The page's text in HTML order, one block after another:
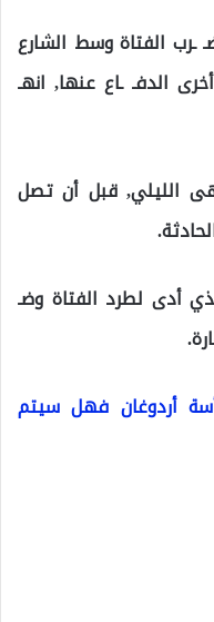
الفتاة وسط الشارع
الدفـ ـاع عنها, انهـ
الليلي, قبل أن تصل
أدى لطرد الفتاة وضـ
أردوغان فهل سيتم